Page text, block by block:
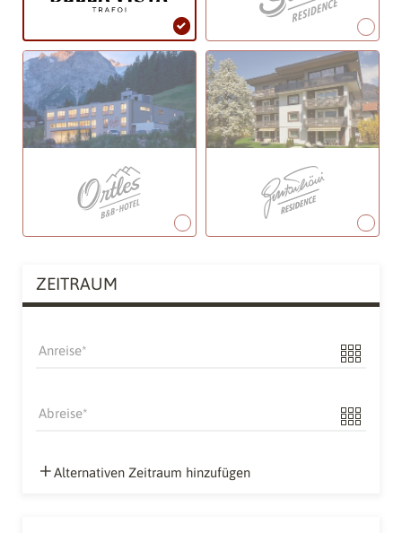
ZEITRAUM
Anreise
Abreise
Alternativen Zeitraum hinzufügen